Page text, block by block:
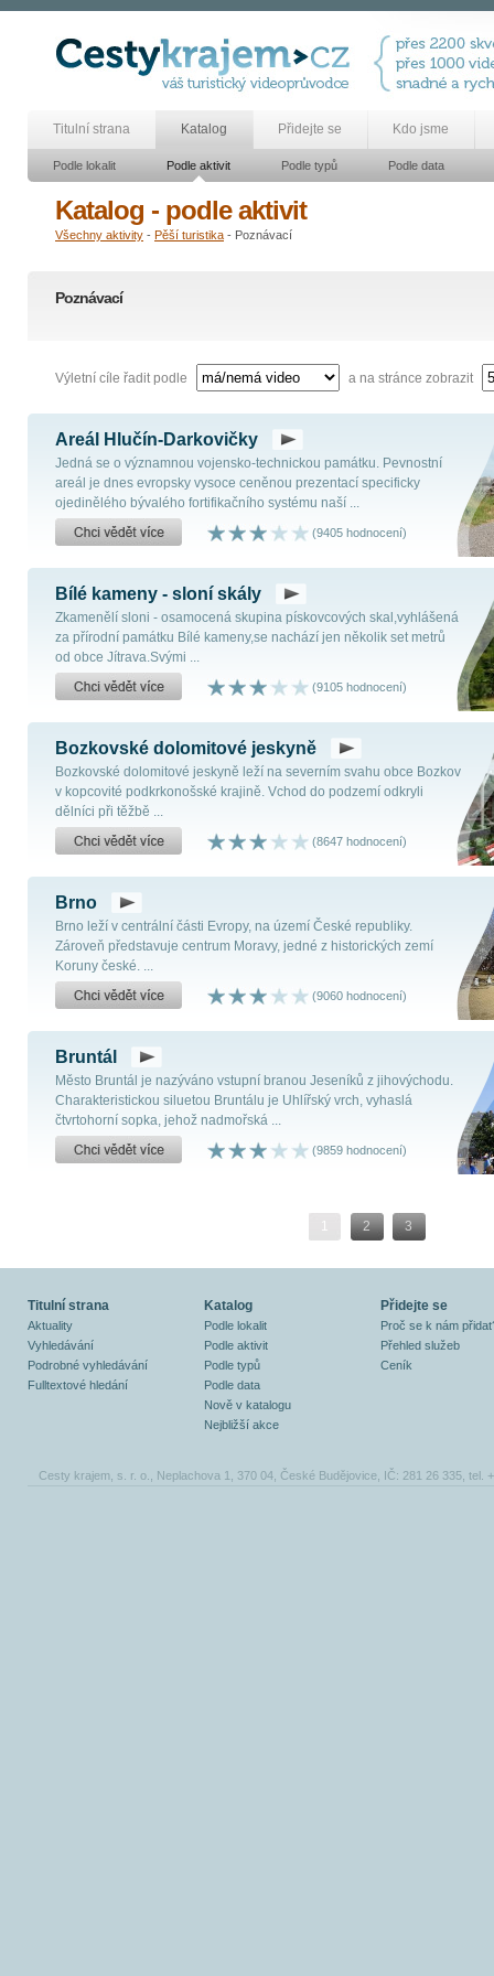
Titulní strana Katalog Přidejte se Kdo jsme
Podle lokalit Podle aktivit Podle typů Podle data
Katalog - podle aktivit
Všechny aktivity - Pěší turistika - Poznávací
Poznávací
Výletní cíle řadit podle a na stránce zobrazit
Areál Hlučín-Darkovičky
Jedná se o významnou vojensko-technickou památku. Pevnostní
areál je dnes evropsky vysoce ceněnou prezentací specificky
ojedinělého bývalého fortifikačního systému naší ...
(9405 hodnocení)
Bílé kameny - sloní skály
Zkamenělí sloni - osamocená skupina pískovcových skal,vyhlášená
za přírodní památku Bílé kameny,se nachází jen několik set metrů
od obce Jítrava.Svými ...
(9105 hodnocení)
Bozkovské dolomitové jeskyně
Bozkovské dolomitové jeskyně leží na severním svahu obce Bozkov
v kopcovité podkrkonošské krajině. Vchod do podzemí odkryli
dělníci při těžbě ...
(8647 hodnocení)
Brno
Brno leží v centrální části Evropy, na území České republiky.
Zároveň představuje centrum Moravy, jedné z historických zemí
Koruny české. ...
(9060 hodnocení)
Bruntál
Město Bruntál je nazýváno vstupní branou Jeseníků z jihovýchodu.
Charakteristickou siluetou Bruntálu je Uhlířský vrch, vyhaslá
čtvrtohorní sopka, jehož nadmořská ...
(9859 hodnocení)
1 2 3
Titulní strana
Aktuality
Vyhledávání
Podrobné vyhledávání
Fulltextové hledání
Katalog
Podle lokalit
Podle aktivit
Podle typů
Podle data
Nově v katalogu
Nejbližší akce
Přidejte se
Proč se k nám
Přehled služeb
Ceník
Cesty krajem, s. r. o., Neplachova 1, 370 04, České Budějovice, IČ: 281 26 335, tel.